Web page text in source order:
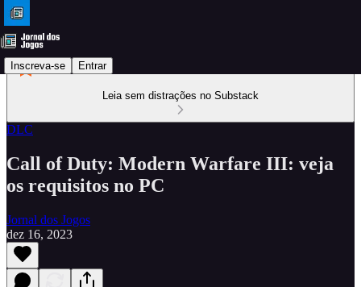
Inscreva-se Entrar
Leia sem distrações no Substack
DLC
Call of Duty: Modern Warfare III: veja
os requisitos no PC
Jornal dos Jogos
dez 16, 2023